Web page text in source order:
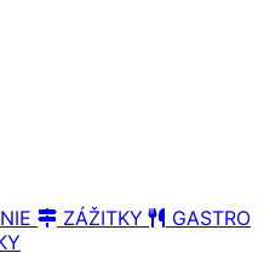
ZÁŽITKY
GASTRO